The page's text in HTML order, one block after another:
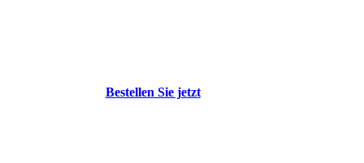
Bestellen Sie jetzt